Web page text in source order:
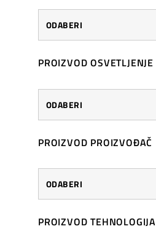
ODABERI
PROIZVOD OSVETLJENJE
ODABERI
PROIZVOD PROIZVOĐAČ
ODABERI
PROIZVOD TEHNOLOGIJA